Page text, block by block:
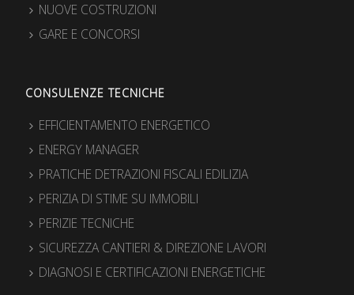
NUOVE COSTRUZIONI
GARE E CONCORSI
CONSULENZE TECNICHE
EFFICIENTAMENTO ENERGETICO
ENERGY MANAGER
PRATICHE DETRAZIONI FISCALI EDILIZIA
PERIZIA DI STIME SU IMMOBILI
PERIZIE TECNICHE
SICUREZZA CANTIERI & DIREZIONE LAVORI
DIAGNOSI E CERTIFICAZIONI ENERGETICHE